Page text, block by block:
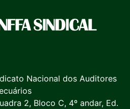
Nacional dos Auditores
2, Bloco C, 4º andar, Ed.